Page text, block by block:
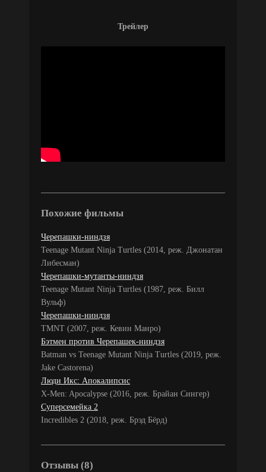
Трейлер
Похожие фильмы
Черепашки-ниндзя
Teenage Mutant Ninja Turtles (2014, реж. Джонатан
Либесман)
Черепашки-мутанты-ниндзя
Teenage Mutant Ninja Turtles (1987, реж. Билл
Вульф)
Черепашки-ниндзя
TMNT (2007, реж. Кевин Манро)
Бэтмен против Черепашек-ниндзя
Batman vs Teenage Mutant Ninja Turtles (2019, реж.
Jake Castorena)
Люди Икс: Апокалипсис
X-Men: Apocalypse (2016, реж. Брайан Сингер)
Суперсемейка 2
Incredibles 2 (2018, реж. Брэд Бёрд)
Отзывы (8)